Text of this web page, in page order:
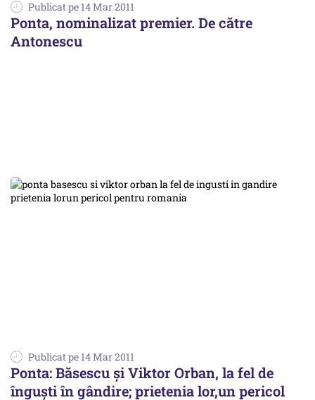
Publicat pe 14 Mar 2011
Ponta, nominalizat premier. De către
Antonescu
Publicat pe 14 Mar 2011
Ponta: Băsescu şi Viktor Orban, la fel de
înguşti în gândire; prietenia lor,un pericol